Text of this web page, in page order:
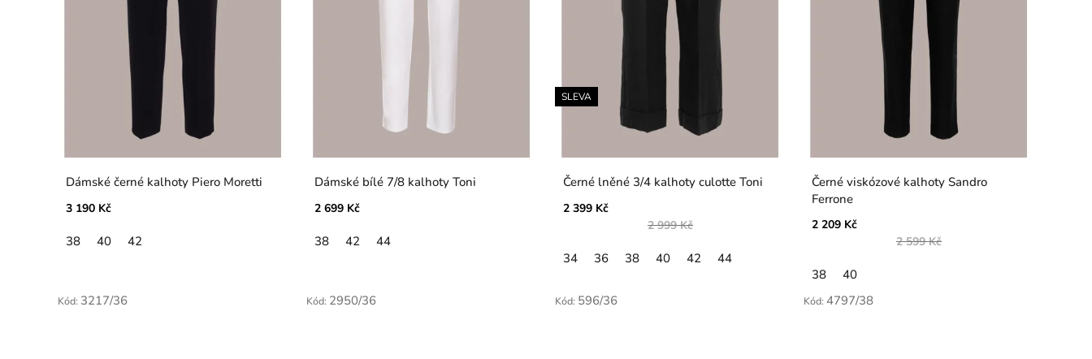
Dámské černé kalhoty Piero Moretti
3 190 Kč
38 40 42
Dámské bílé 7/8 kalhoty Toni
2 699 Kč
38 42 44
SLEVA
Černé lněné 3/4 kalhoty culotte Toni
2 399 Kč
2 999 Kč
34 36 38 40 42 44
Černé viskózové kalhoty Sandro
Ferrone
2 209 Kč
2 599 Kč
38 40
Kód: 3217/36 Kód: 2950/36 Kód: 596/36 Kód: 4797/38